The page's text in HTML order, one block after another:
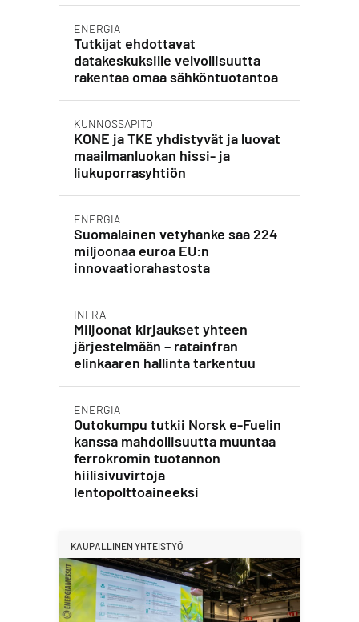
ENERGIA
Tutkijat ehdottavat
datakeskuksille velvollisuutta
rakentaa omaa sähköntuotantoa
KUNNOSSAPITO
KONE ja TKE yhdistyvät ja luovat
maailmanluokan hissi- ja
liukuporrasyhtiön
ENERGIA
Suomalainen vetyhanke saa 224
miljoonaa euroa EU:n
innovaatiorahastosta
INFRA
Miljoonat kirjaukset yhteen
järjestelmään – ratainfran
elinkaaren hallinta tarkentuu
ENERGIA
Outokumpu tutkii Norsk e-Fuelin
kanssa mahdollisuutta muuntaa
ferrokromin tuotannon
hiilisivuvirtoja
lentopolttoaineeksi
KAUPALLINEN YHTEISTYÖ